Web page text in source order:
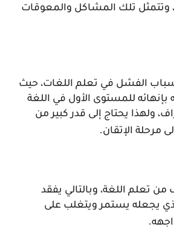
وتتمثل تلك المشاكل والمعوقات
الفشل في تعلم اللغات، حيث
بإنهائه للمستوى الأول في اللغة
ولهذا يحتاج إلى قدر كبير من
مرحلة الإتقان.
تعلم اللغة، وبالتالي يفقد
يجعله يستمر ويتغلب على
.